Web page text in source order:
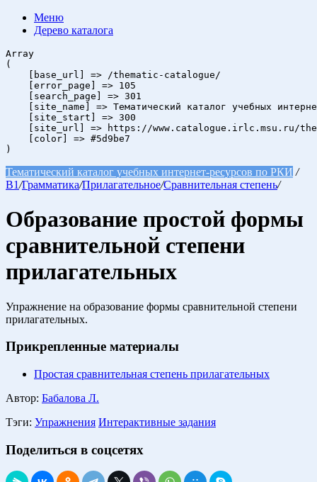
Меню
Дерево каталога
Array
(
    [base_url] => /thematic-catalogue/
    [error_page] => 105
    [search_page] => 301
[site_name] => Тематический каталог учебных
    [site_start] => 300
[site_url] => https://www.catalogue.irlc.msu.ru/
    [color] => #5d9be7
Тематический каталог учебных интернет-ресурсов по РКИ /
B1/Грамматика/Прилагательное/Сравнительная степень/
Образование простой формы
сравнительной степени
прилагательных
Упражнение на образование формы сравнительной степени
прилагательных.
Прикрепленные материалы
Простая сравнительная степень прилагательных
Автор: Бабалова Л.
Тэги: Упражнения Интерактивные задания
Поделиться в соцсетях